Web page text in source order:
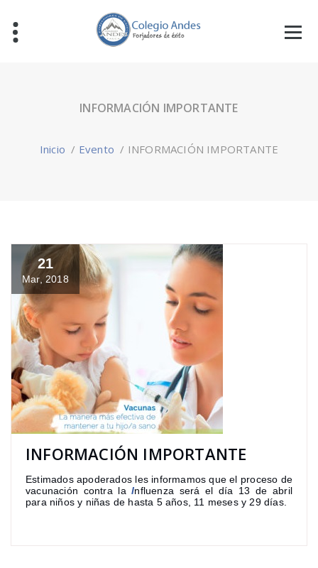
INFORMACIÓN IMPORTANTE
Inicio / Evento / INFORMACIÓN IMPORTANTE
21
Mar, 2018
INFORMACIÓN IMPORTANTE
Estimados apoderados les informamos que el proceso de
vacunación contra laInfluenza será el día 13 de abril
para niños y niñas de hasta 5 años, 11 meses y 29 días.